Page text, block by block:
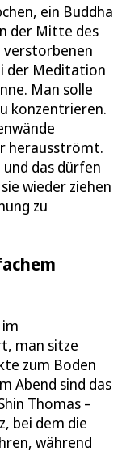
ein Buddha
der Mitte des
verstorbenen
der Meditation
Man solle
konzentrieren.
herausströmt.
das dürfen
wieder ziehen
zu
man sitze
zum Boden
Abend sind das
Thomas –
bei dem die
während